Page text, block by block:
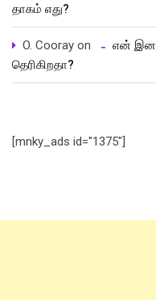
தாகம் எது?
O. Cooray on
என்
தெரிகிறதா?
[mnky_ads id="1375"]